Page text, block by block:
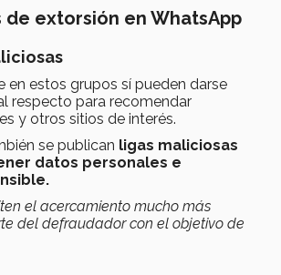
de extorsión en WhatsApp
en estos grupos sí pueden darse
respecto para recomendar
y otros sitios de interés.
se publican ligas maliciosas
datos personales e
el acercamiento mucho más
del defraudador con el objetivo de